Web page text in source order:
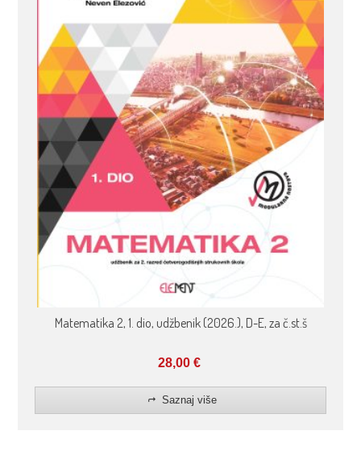
Matematika 2, 1. dio, udžbenik (2026.), D-E, za č.st.š
28,00 €
Saznaj više